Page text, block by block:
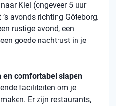
Kiel (ongeveer 5 uur
avonds richting Göteborg.
rustige avond, een
goede nachtrust in je
en comfortabel slapen
faciliteiten om je
Er zijn restaurants,